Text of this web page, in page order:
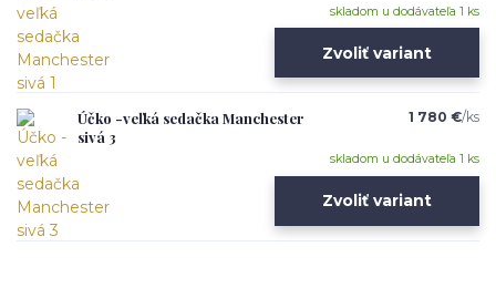
skladom u dodávateľa 1 ks
Zvoliť variant
Účko -veľká sedačka Manchester
sivá 3
1 780 €/ks
skladom u dodávateľa 1 ks
Zvoliť variant